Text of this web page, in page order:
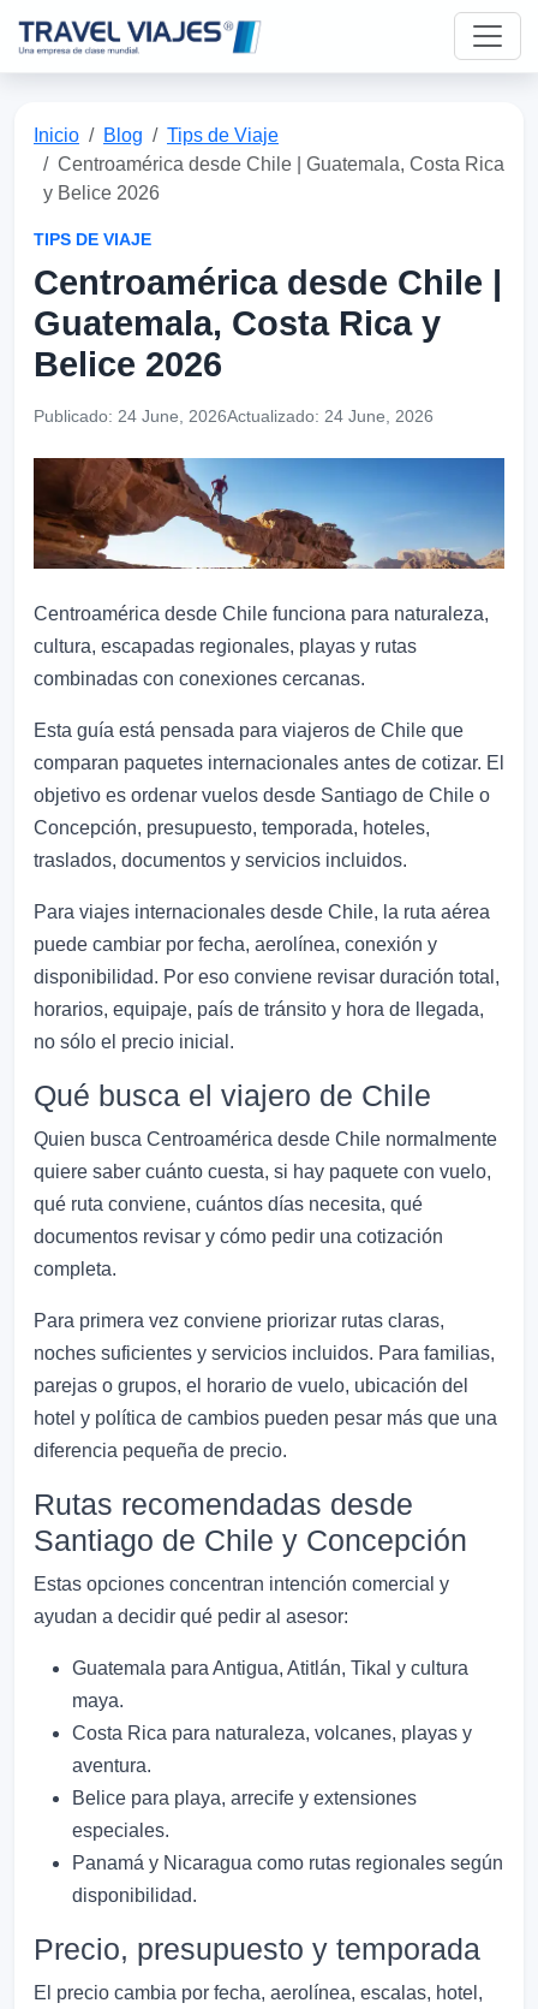
Inicio Blog
Tips de Viaje
Centroamérica desde Chile | Guatemala, Costa Rica
y Belice 2026
TIPS DE VIAJE
Centroamérica desde Chile |
Guatemala, Costa Rica y
Belice 2026
Publicado: 24 June, 2026Actualizado: 24 June, 2026
Centroamérica desde Chile funciona para naturaleza,
cultura, escapadas regionales, playas y rutas
combinadas con conexiones cercanas.
Esta guía está pensada para viajeros de Chile que
comparan paquetes internacionales antes de cotizar. El
objetivo es ordenar vuelos desde Santiago de Chile o
Concepción, presupuesto, temporada, hoteles,
traslados, documentos y servicios incluidos.
Para viajes internacionales desde Chile, la ruta aérea
puede cambiar por fecha, aerolínea, conexión y
disponibilidad. Por eso conviene revisar duración total,
horarios, equipaje, país de tránsito y hora de llegada,
no sólo el precio inicial.
Qué busca el viajero de Chile
Quien busca Centroamérica desde Chile normalmente
quiere saber cuánto cuesta, si hay paquete con vuelo,
qué ruta conviene, cuántos días necesita, qué
documentos revisar y cómo pedir una cotización
completa.
Para primera vez conviene priorizar rutas claras,
noches suficientes y servicios incluidos. Para familias,
parejas o grupos, el horario de vuelo, ubicación del
hotel y política de cambios pueden pesar más que una
diferencia pequeña de precio.
Rutas recomendadas desde
Santiago de Chile y Concepción
Estas opciones concentran intención comercial y
ayudan a decidir qué pedir al asesor:
Guatemala para Antigua, Atitlán, Tikal y cultura
maya.
Costa Rica para naturaleza, volcanes, playas y
aventura.
Belice para playa, arrecife y extensiones
especiales.
Panamá y Nicaragua como rutas regionales según
disponibilidad.
Precio, presupuesto y temporada
El precio cambia por fecha, aerolínea, escalas, hotel,